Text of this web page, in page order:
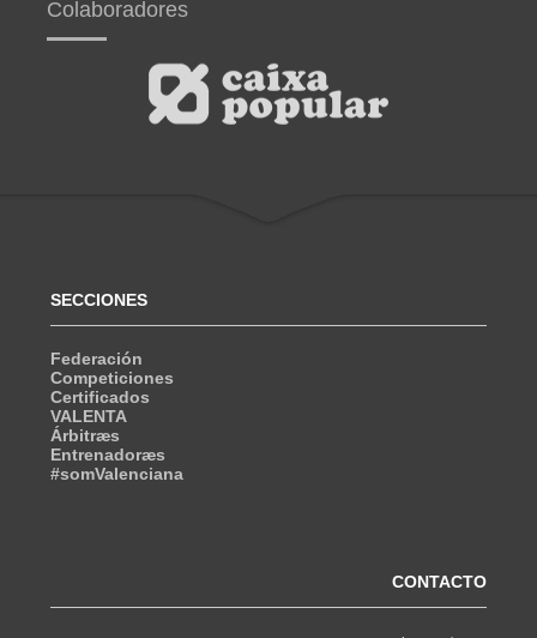
Colaboradores
SECCIONES
Federación
Competiciones
Certificados
VALENTA
Árbitræs
Entrenadoræs
#somValenciana
CONTACTO